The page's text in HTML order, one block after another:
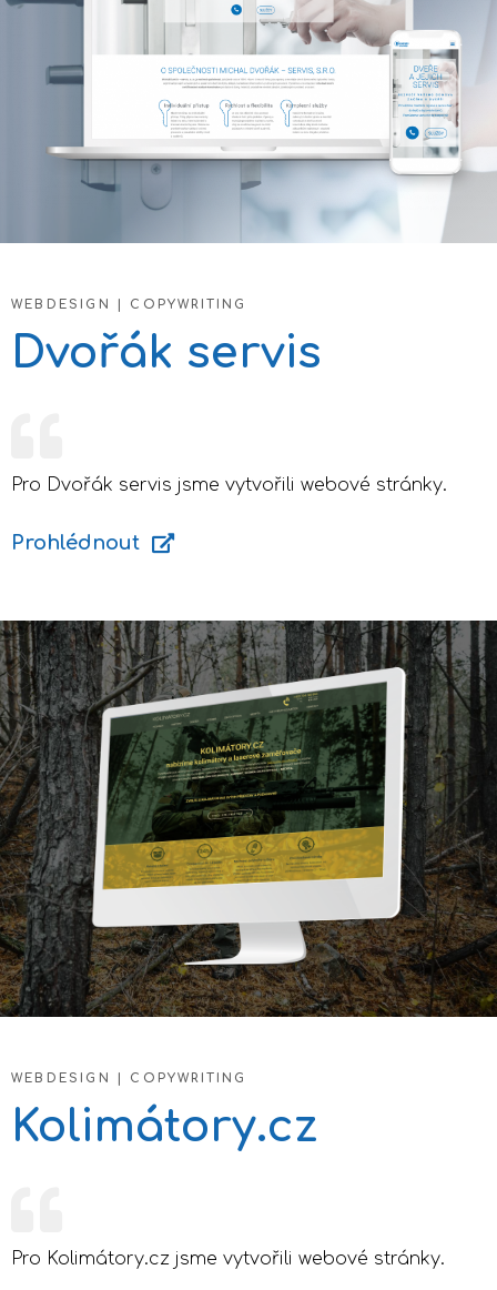
WEBDESIGN | COPYWRITING
Dvořák servis
Pro Dvořák servis jsme vytvořili webové stránky.
Prohlédnout
WEBDESIGN | COPYWRITING
Kolimátory.cz
Pro Kolimátory.cz jsme vytvořili webové stránky.